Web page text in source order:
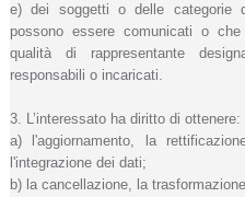
e) dei soggetti o delle categorie
possono essere comunicati o
qualità di rappresentante
responsabili o incaricati.
3. L’interessato ha diritto di ottenere:
a) l'aggiornamento, la
l'integrazione dei dati;
b) la cancellazione, la